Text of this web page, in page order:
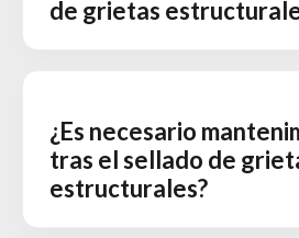
de grietas
¿Es necesario
tras el sellado de
estructurales?